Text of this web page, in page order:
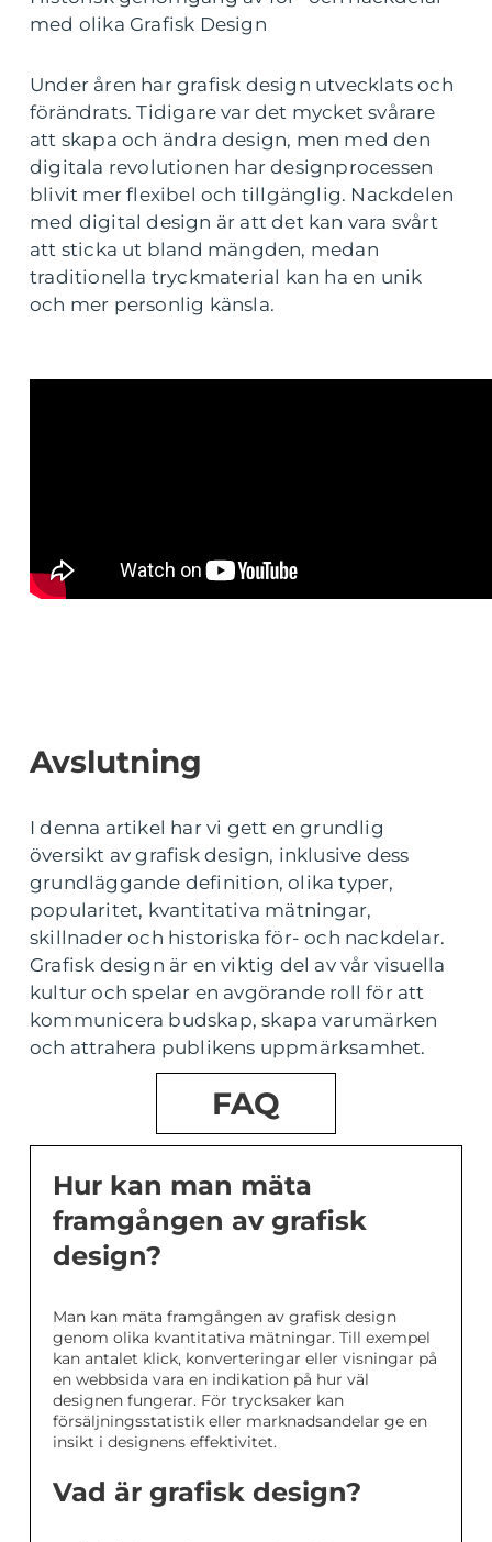
med olika Grafisk Design
Under åren har grafisk design utvecklats och
förändrats. Tidigare var det mycket svårare
att skapa och ändra design, men med den
digitala revolutionen har designprocessen
blivit mer flexibel och tillgänglig. Nackdelen
med digital design är att det kan vara svårt
att sticka ut bland mängden, medan
traditionella tryckmaterial kan ha en unik
och mer personlig känsla.
Avslutning
I denna artikel har vi gett en grundlig
översikt av grafisk design, inklusive dess
grundläggande definition, olika typer,
popularitet, kvantitativa mätningar,
skillnader och historiska för- och nackdelar.
Grafisk design är en viktig del av vår visuella
kultur och spelar en avgörande roll för att
kommunicera budskap, skapa varumärken
och attrahera publikens uppmärksamhet.
FAQ
Hur kan man mäta
framgången av grafisk
design?
Man kan mäta framgången av grafisk design
genom olika kvantitativa mätningar. Till exempel
kan antalet klick, konverteringar eller visningar på
en webbsida vara en indikation på hur väl
designen fungerar. För trycksaker kan
försäljningsstatistik eller marknadsandelar ge en
insikt i designens effektivitet.
Vad är grafisk design?